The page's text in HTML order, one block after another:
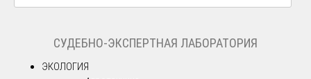
СУДЕБНО-ЭКСПЕРТНАЯ ЛАБОРАТОРИЯ
ЭКОЛОГИЯ